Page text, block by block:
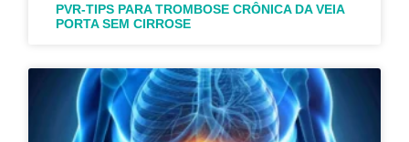
PVR-TIPS PARA TROMBOSE CRÔNICA DA VEIA
PORTA SEM CIRROSE